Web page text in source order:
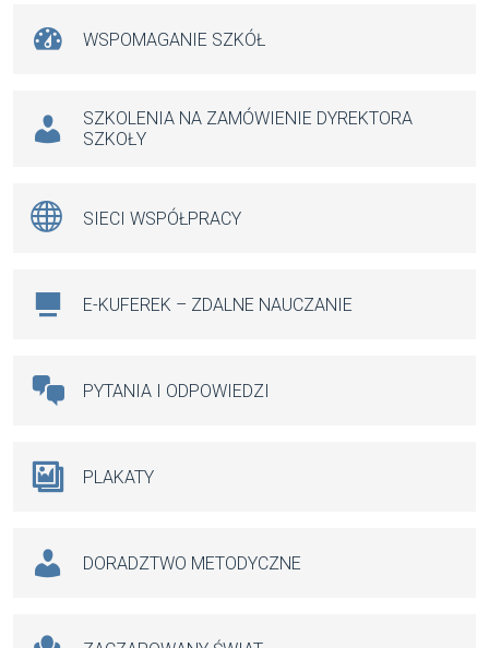
WSPOMAGANIE SZKÓŁ
SZKOLENIA NA ZAMÓWIENIE DYREKTORA
SZKOŁY
SIECI WSPÓŁPRACY
E-KUFEREK – ZDALNE NAUCZANIE
PYTANIA I ODPOWIEDZI
PLAKATY
DORADZTWO METODYCZNE